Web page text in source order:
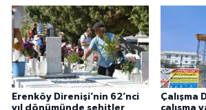
Erenköy Direnişi’nin 62’nci
yıl dönümünde şehitler
Çalışma
çalışma